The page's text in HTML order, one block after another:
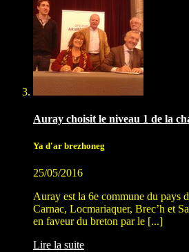
Auray choisit le niveau 1 de la
Ya d'ar brezhoneg
25/05/2016
Auray est la 6e commune du pays
Carnac, Locmariaquer, Brec’h et
en faveur du breton par le [...]
Lire la suite